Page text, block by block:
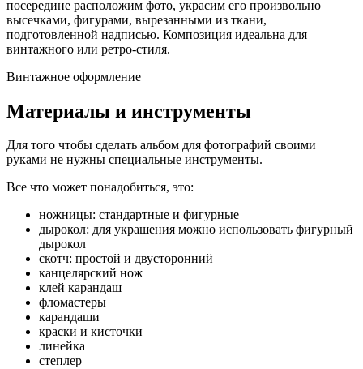
посередине расположим фото, украсим его произвольно
высечками, фигурами, вырезанными из ткани,
подготовленной надписью. Композиция идеальна для
винтажного или ретро-стиля.
Винтажное оформление
Материалы и инструменты
Для того чтобы сделать альбом для фотографий своими
руками не нужны специальные инструменты.
Все что может понадобиться, это:
ножницы: стандартные и фигурные
дырокол: для украшения можно использовать фигурный
дырокол
скотч: простой и двусторонний
канцелярский нож
клей карандаш
фломастеры
карандаши
краски и кисточки
линейка
степлер